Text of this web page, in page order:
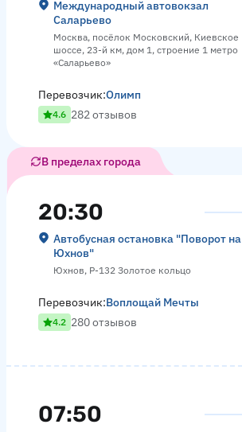
Международный автовокзал
Саларьево
Москва, посёлок Московский, Киевское
шоссе, 23-й км, дом 1, строение 1 метро
«Саларьево»
Перевозчик:Олимп
4.6 282 отзывов
В пределах города
20:30
Автобусная остановка "Поворот на
Юхнов"
Юхнов, Р-132 Золотое кольцо
Перевозчик:Воплощай Мечты
4.2 280 отзывов
07:50